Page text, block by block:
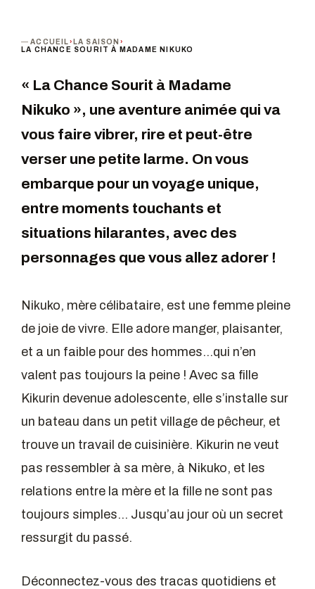
ACCUEIL› LA SAISON ›
LA CHANCE SOURIT À MADAME NIKUKO
« La Chance Sourit à Madame
Nikuko », une aventure animée qui va
vous faire vibrer, rire et peut-être
verser une petite larme. On vous
embarque pour un voyage unique,
entre moments touchants et
situations hilarantes, avec des
personnages que vous allez adorer !
Nikuko, mère célibataire, est une femme pleine
de joie de vivre. Elle adore manger, plaisanter,
et a un faible pour des hommes…qui n’en
valent pas toujours la peine ! Avec sa fille
Kikurin devenue adolescente, elle s’installe sur
un bateau dans un petit village de pêcheur, et
trouve un travail de cuisinière. Kikurin ne veut
pas ressembler à sa mère, à Nikuko, et les
relations entre la mère et la fille ne sont pas
toujours simples… Jusqu’au jour où un secret
ressurgit du passé.
Déconnectez-vous des tracas quotidiens et